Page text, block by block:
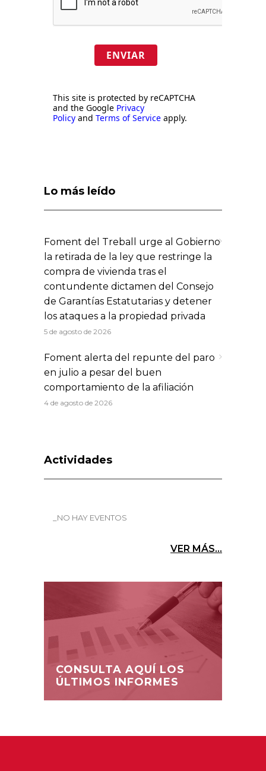
ENVIAR
This site is protected by reCAPTCHA
and the Google Privacy
Policy and Terms of Service apply.
Lo más leído
Foment del Treball urge al Gobierno
la retirada de la ley que restringe la
compra de vivienda tras el
contundente dictamen del Consejo
de Garantías Estatutarias y detener
los ataques a la propiedad privada
5 de agosto de 2026
Foment alerta del repunte del paro
en julio a pesar del buen
comportamiento de la afiliación
4 de agosto de 2026
Actividades
_NO HAY EVENTOS
VER MÁS...
CONSULTA AQUÍ LOS
ÚLTIMOS INFORMES